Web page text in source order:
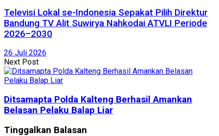
Televisi Lokal se-Indonesia Sepakat Pilih Direktur
Bandung TV Alit Suwirya Nahkodai ATVLI Periode
2026–2030
26 Juli 2026
Next Post
Ditsamapta Polda Kalteng Berhasil Amankan
Belasan Pelaku Balap Liar
Tinggalkan Balasan